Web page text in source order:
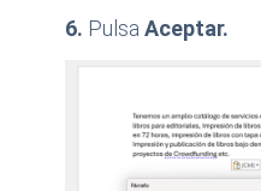
6. Pulsa Aceptar.